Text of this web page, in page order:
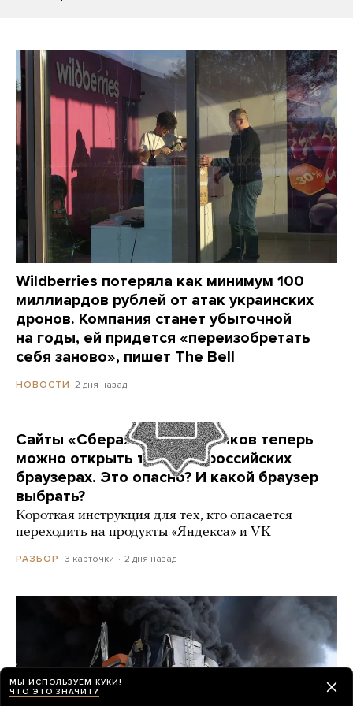
Wildberries потеряла как минимум 100
миллиардов рублей от атак украинских
дронов. Компания станет убыточной
на годы, ей придется «переизобретать
себя заново», пишет The Bell
НОВОСТИ 2 дня назад
Сайты «Сбера» и других банков теперь
можно открыть только в российских
браузерах. Это опасно? И какой браузер
выбрать?
Короткая инструкция для тех, кто опасается
переходить на продукты «Яндекса» и VK
РАЗБОР 3 карточки 2 дня назад
МЫ ИСПОЛЬЗУЕМ КУКИ!
ЧТО ЭТО ЗНАЧИТ?